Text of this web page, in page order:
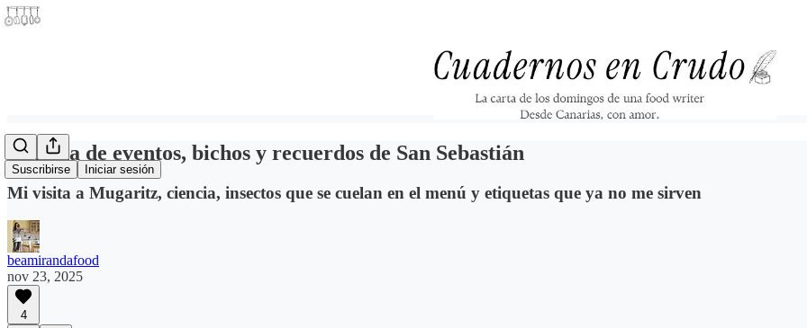
Suscribirse Iniciar sesión
Semana de eventos, bichos y recuerdos de San Sebastián
Mi visita a Mugaritz, ciencia, insectos que se cuelan en el menú y etiquetas que ya no me sirven
beamirandafood
nov 23, 2025
4